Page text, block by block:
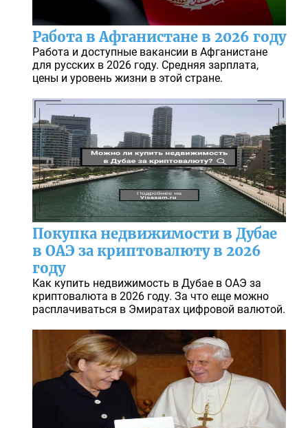
Работа в Афганистане в 2026 году
Работа и доступные вакансии в Афганистане
для русских в 2026 году. Средняя зарплата,
цены и уровень жизни в этой стране.
Покупка недвижимости в Дубае
в ОАЭ за криптовалюту в 2026
году
Как купить недвижимость в Дубае в ОАЭ за
криптовалюта в 2026 году. За что еще можно
расплачиваться в Эмиратах цифровой валютой.